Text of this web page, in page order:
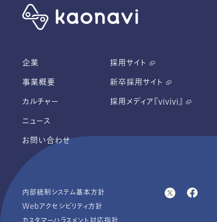
企業
事業概要
カルチャー
ニュース
お問い合わせ
採用サイト
新卒採用サイト
採用メディア『vivivi』
内部統制システム基本方針
Webアクセシビリティ方針